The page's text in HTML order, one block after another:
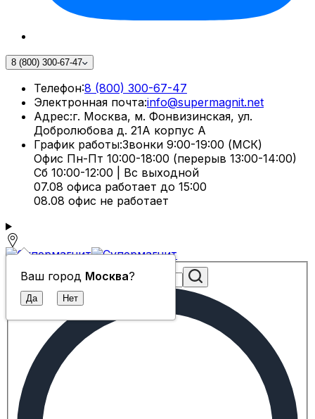
8 (800) 300-67-47
Телефон:8 (800) 300-67-47
Электронная почта:info@supermagnit.net
Адрес:г. Москва, м. Фонвизинская, ул.
Добролюбова д. 21А корпус А
График работы:Звонки 9:00-19:00 (МСК)
Офис Пн-Пт 10:00-18:00 (перерыв 13:00-14:00)
Сб 10:00-12:00 | Вс выходной
07.08 офиса работает до 15:00
08.08 офис не работает
Ваш город Москва?
Поиск